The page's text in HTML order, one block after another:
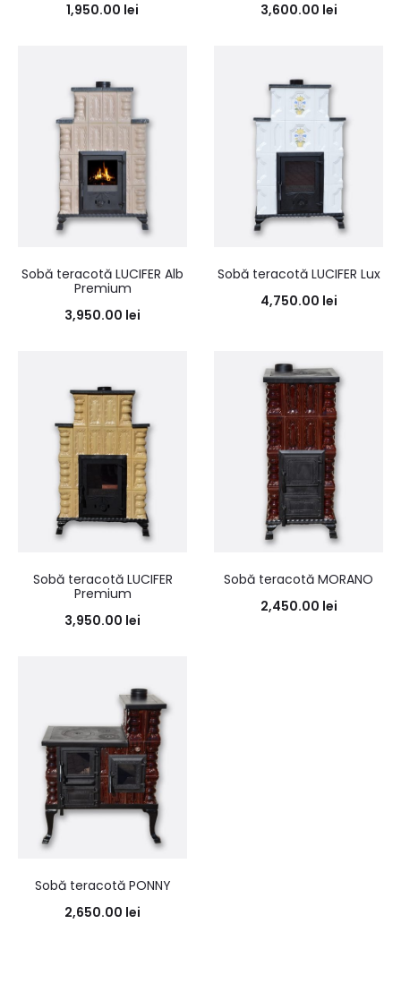
1,950.00 lei 3,600.00 lei
Sobă teracotă LUCIFER Alb
Premium
3,950.00 lei
Sobă teracotă LUCIFER Lux
4,750.00 lei
Sobă teracotă LUCIFER
Premium
3,950.00 lei
Sobă teracotă MORANO
2,450.00 lei
Sobă teracotă PONNY
2,650.00 lei